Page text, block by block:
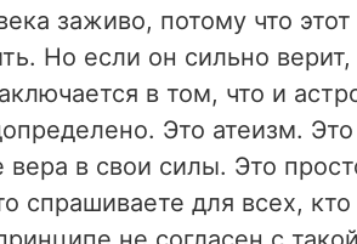
заживо, потому что
Но если он сильно
в том, что и
Это атеизм.
вера в свои силы. Это
спрашиваете для всех,